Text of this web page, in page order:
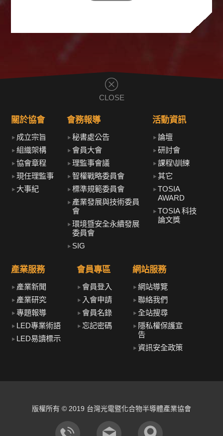
CLOSE
關於協會
成立宗旨
組織架構
協會章程
現任理監事
大事紀
會務報導
秘書處公告
會員大會
理監事會議
智權戰略委員會
標準規範委員會
產業發展與技術委員
會
環境暨安全永續發展
委員會
SIG
活動資訊
論壇
研討會
課程\訓練
其它
TOSIA
AWARD
TOSIA 科技
論文獎
產業服務
產業新聞
產業研究
專題報導
LED專業術語
LED易讀標示
會員專區
會員登入
入會申請
會員名錄
忘記密碼
網站服務
網站導覽
聯絡我們
全站搜尋
隱私權保護宣
告
資訊安全政策
版權所有 © 2019 台灣光電暨化合物半導體產業協會